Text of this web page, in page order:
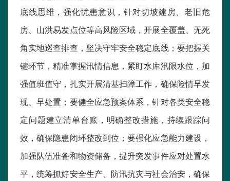
底线思维，强化忧患意识，针对切坡建房、老旧危
房、山洪易发点位等高风险区域，开展全覆盖、无死
角实地巡查排查，坚决守牢安全稳定底线；要把握关
键环节，精准掌握汛情信息，紧盯水库汛限水位，加
强值班值守，扎实开展清基扫障工作，确保险情早发
现、早处置；要健全应急预案体系，针对各类安全稳
定问题建立清单台账，明确整改措施，持续跟踪问
效，确保隐患闭环整改到位；要强化应急能力建设，
加强队伍准备和物资储备，提升突发事件应对处置水
平，统筹抓好安全生产、防汛抗灾与社会治安，确保